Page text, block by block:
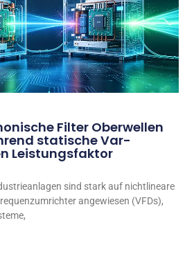
Filter Oberwellen
statische Var-
Leistungsfaktor
sind stark auf nichtlineare
angewiesen (VFDs),